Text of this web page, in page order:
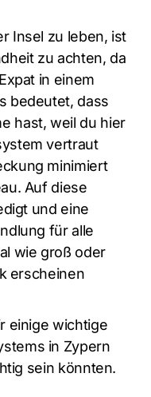
Insel zu leben, ist
zu achten, da
in einem
bedeutet, dass
hast, weil du hier
vertraut
minimiert
Auf diese
und eine
für alle
wie groß oder
erscheinen
einige wichtige
in Zypern
sein könnten.